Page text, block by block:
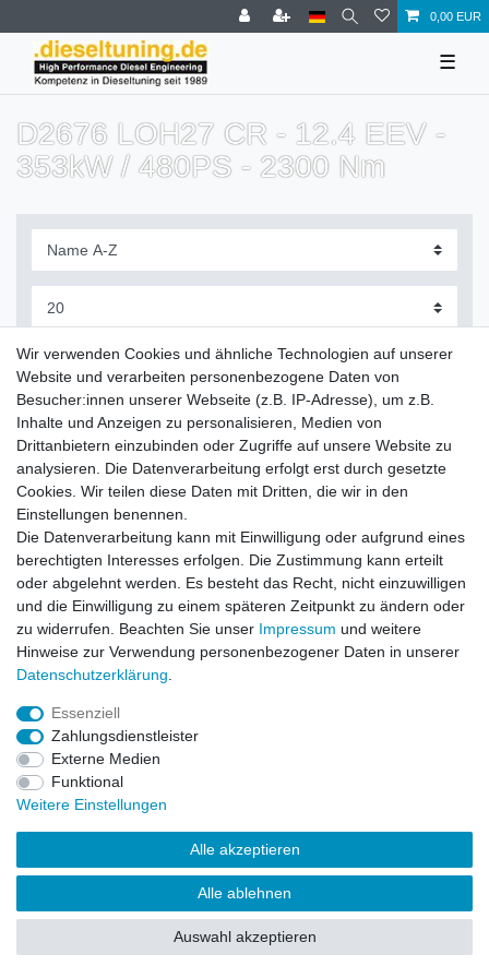
0,00 EUR
☰
D2676 LOH27 CR - 12.4 EEV -
353kW / 480PS - 2300 Nm
Filter
Zahlung und Versand
Impressum Daten­schutz­erklärung AGB
Barrierefreiheitserklärung Widerrufs­recht
Vertrag widerrufen
© Copyright 2026 | Alle Rechte vorbehalten.
Wir verwenden Cookies und ähnliche Technologien auf unserer
Website und verarbeiten personenbezogene Daten von
Besucher:innen unserer Webseite (z.B. IP-Adresse), um z.B.
Inhalte und Anzeigen zu personalisieren, Medien von
Drittanbietern einzubinden oder Zugriffe auf unsere Website zu
analysieren. Die Datenverarbeitung erfolgt erst durch gesetzte
Cookies. Wir teilen diese Daten mit Dritten, die wir in den
Einstellungen benennen.
Die Datenverarbeitung kann mit Einwilligung oder aufgrund eines
berechtigten Interesses erfolgen. Die Zustimmung kann erteilt
oder abgelehnt werden. Es besteht das Recht, nicht einzuwilligen
und die Einwilligung zu einem späteren Zeitpunkt zu ändern oder
zu widerrufen. Beachten Sie unser Impressum und weitere
Hinweise zur Verwendung personenbezogener Daten in unserer
Daten­schutz­erklärung
Essenziell
Zahlungsdienstleister
Externe Medien
Funktional
Weitere Einstellungen
Alle akzeptieren
Alle ablehnen
Auswahl akzeptieren